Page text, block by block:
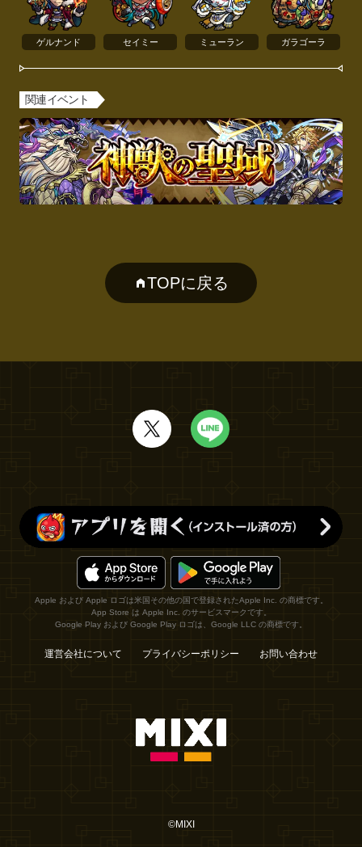
ゲルナンド セイミー ミューラン ガラゴーラ
関連イベント
TOPに戻る
Apple および Apple ロゴは米国その他の国で登録されたApple Inc. の商標です。
App Store は Apple Inc. のサービスマークです。
Google Play および Google Play ロゴは、Google LLC の商標です。
運営会社について プライバシーポリシー お問い合わせ
©MIXI